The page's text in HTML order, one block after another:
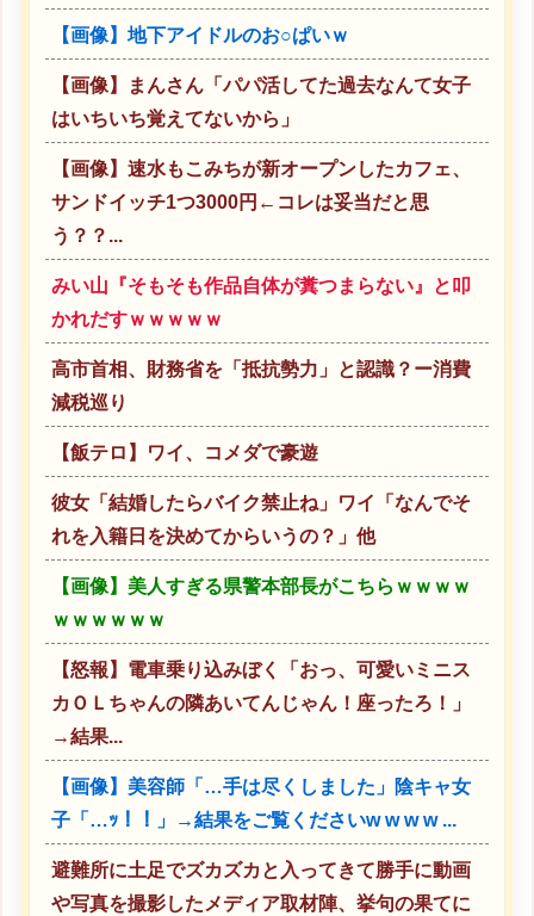
【画像】地下アイドルのお○ぱいｗ
【画像】まんさん「パパ活してた過去なんて女子
はいちいち覚えてないから」
【画像】速水もこみちが新オープンしたカフェ、
サンドイッチ1つ3000円←コレは妥当だと思
う？？...
みい山『そもそも作品自体が糞つまらない』と叩
かれだすｗｗｗｗｗ
高市首相、財務省を「抵抗勢力」と認識？ー消費
減税巡り
【飯テロ】ワイ、コメダで豪遊
彼女「結婚したらバイク禁止ね」ワイ「なんでそ
れを入籍日を決めてからいうの？」他
【画像】美人すぎる県警本部長がこちらｗｗｗｗ
ｗｗｗｗｗｗ
【怒報】電車乗り込みぼく「おっ、可愛いミニス
カＯＬちゃんの隣あいてんじゃん！座ったろ！」
→結果...
【画像】美容師「…手は尽くしました」陰キャ女
子「…ｯ！！」→結果をご覧くださいw w w w ...
避難所に土足でズカズカと入ってきて勝手に動画
や写真を撮影したメディア取材陣、挙句の果てに